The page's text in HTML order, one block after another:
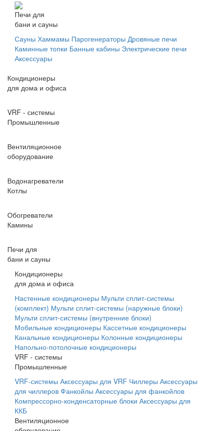
Печи для
бани и сауны
Сауны Хаммамы Парогенераторы Дровяные печи
Каминные топки Банные кабины Электрические печи
Аксессуары
Кондиционеры
для дома и офиса
VRF - системы
Промышленные
Вентиляционное
оборудование
Водонагреватели
Котлы
Обогреватели
Камины
Печи для
бани и сауны
Кондиционеры
для дома и офиса
Настенные кондиционеры Мульти сплит-системы
(комплект) Мульти сплит-системы (наружные блоки)
Мульти сплит-системы (внутренние блоки)
Мобильные кондиционеры Кассетные кондиционеры
Канальные кондиционеры Колонные кондиционеры
Напольно-потолочные кондиционеры
VRF - системы
Промышленные
VRF-системы Аксессуары для VRF Чиллеры Аксессуары
для чиллеров Фанкойлы Аксессуары для фанкойлов
Компрессорно-конденсаторные блоки Аксессуары для
ККБ
Вентиляционное